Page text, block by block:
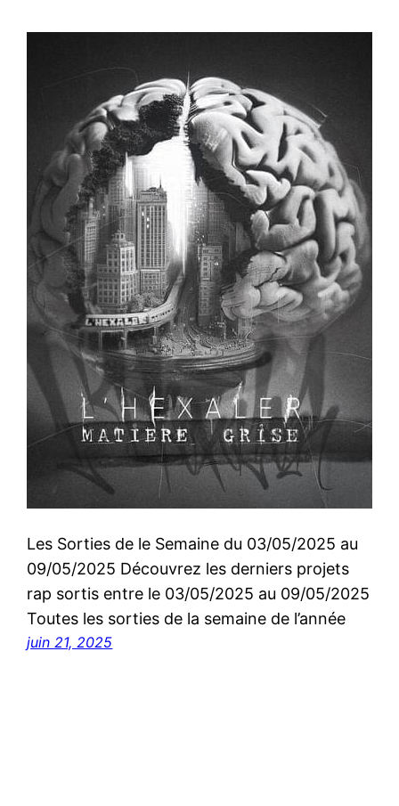
Les Sorties de le Semaine du 03/05/2025 au
09/05/2025 Découvrez les derniers projets
rap sortis entre le 03/05/2025 au 09/05/2025
Toutes les sorties de la semaine de l’année
juin 21, 2025